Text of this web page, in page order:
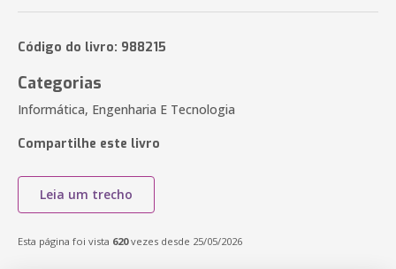
Código do livro: 988215
Categorias
Informática, Engenharia E Tecnologia
Compartilhe este livro
Leia um trecho
Esta página foi vista 620vezes desde 25/05/2026